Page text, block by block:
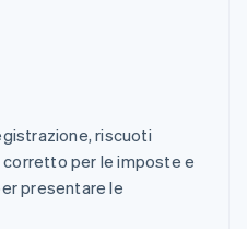
riscuoti
per le imposte e
presentare le